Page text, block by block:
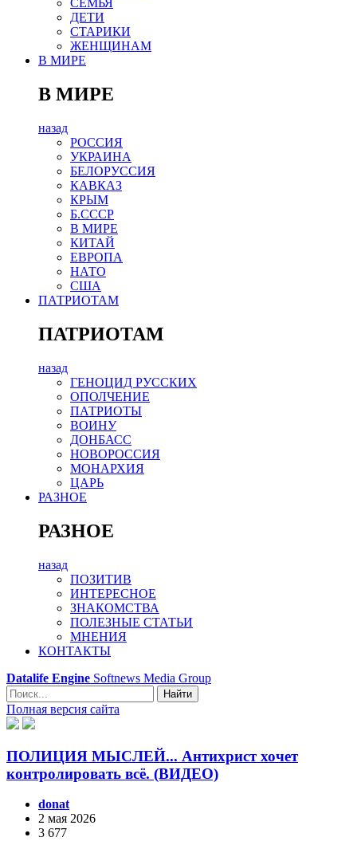
СЕМЬЯ
ДЕТИ
СТАРИКИ
ЖЕНЩИНАМ
В МИРЕ
В МИРЕ
назад
РОСCИЯ
УКРАИНА
БЕЛОРУССИЯ
КАВКАЗ
КРЫМ
Б.СССР
В МИРЕ
КИТАЙ
ЕВРОПА
НАТО
США
ПАТРИОТАМ
ПАТРИОТАМ
назад
ГЕНОЦИД РУССКИХ
ОПОЛЧЕНИЕ
ПАТРИОТЫ
ВОИНУ
ДОНБАСС
НОВОРОССИЯ
МОНАРХИЯ
ЦАРЬ
РАЗНОЕ
РАЗНОЕ
назад
ПОЗИТИВ
ИНТЕРЕСНОЕ
ЗНАКОМСТВА
ПОЛЕЗНЫЕ СТАТЬИ
МНЕНИЯ
КОНТАКТЫ
Datalife Engine Softnews Media Group
Найти
Полная версия сайта
ПОЛИЦИЯ МЫСЛЕЙ... Антихрист хочет
контролировать всё. (ВИДЕО)
donat
2 мая 2026
3 677